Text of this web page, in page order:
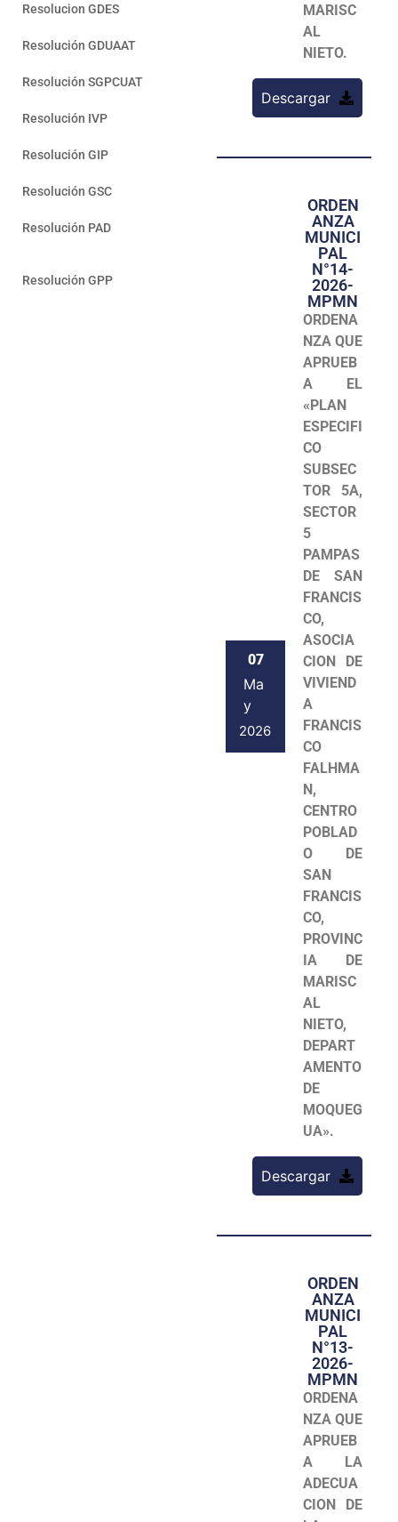
Resolucion GDES
Resolución GDUAAT
Resolución SGPCUAT
Resolución IVP
Resolución GIP
Resolución GSC
Resolución PAD
Resolución GPP
MARISC
AL
NIETO.
Descargar
07
Ma
y
2026
ORDEN
ANZA
MUNICI
PAL
N°14-
2026-
MPMN
ORDENA
NZA QUE
APRUEB
A EL
«PLAN
ESPECIFI
CO
SUBSEC
TOR 5A,
SECTOR
5
PAMPAS
DE SAN
FRANCIS
CO,
ASOCIA
CION DE
VIVIEND
A
FRANCIS
CO
FALHMA
N,
CENTRO
POBLAD
O DE
SAN
FRANCIS
CO,
PROVINC
IA DE
MARISC
AL
NIETO,
DEPART
AMENTO
DE
MOQUEG
UA».
Descargar
ORDEN
ANZA
MUNICI
PAL
N°13-
2026-
MPMN
ORDENA
NZA QUE
APRUEB
A LA
ADECUA
CION DE